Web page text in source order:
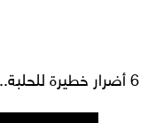
6 أضرار خطيرة للحلبة.. لو حامل ابعدي عنها